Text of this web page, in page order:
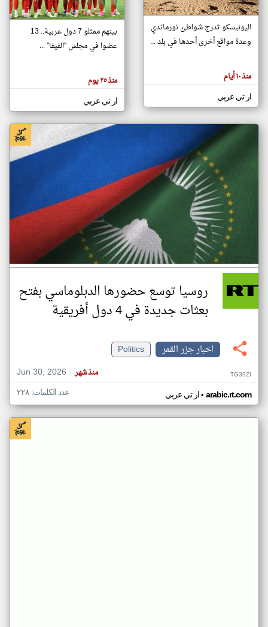
تغيير الدولة
اخبار جزر القمر على مدار الساعة
أهم اخبار جزر القمر العاجلة والمباشرة
هنا عن
وجهة
كاتبيها.
اليونيسكو تدرج شواطئ نورماندي
وعدة مواقع أخرى أحدها في بلد ...
منذ ١٠ أيام
ار تي عربي
بينهم ممثلو 7 دول عربية.. 13
عضوا في مجلس "الفيفا" ...
منذ ٢٥ يوم
ار تي عربي
روسيا توسع حضورها الدبلوماسي بفتح
بعثات جديدة في 4 دول أفريقية
اخبار جزر القمر
Politics
Jun 30, 2026
منذ شهر TG39ZI
ار تي عربي• arabic.rt.com عدد الكلمات: ٢٢٨
klyoum.com